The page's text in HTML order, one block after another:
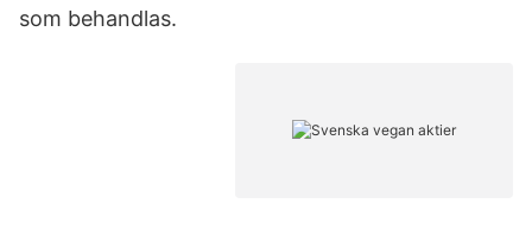
som behandlas.